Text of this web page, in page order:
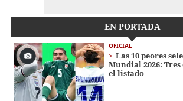
EN PORTADA
OFICIAL
Las 10 peores
Mundial 2026: Tres
el listado